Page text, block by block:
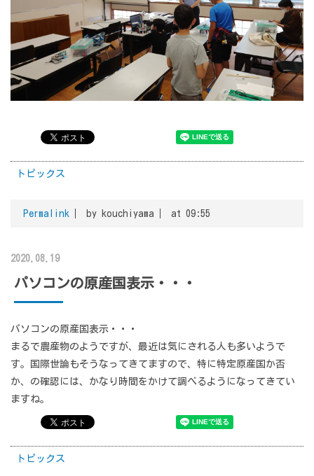
トピックス
Permalink by kouchiyama at 09:55
2020.08.19
パソコンの原産国表示・・・
パソコンの原産国表示・・・
まるで農産物のようですが、最近は気にされる人も多いようで
す。国際世論もそうなってきてますので、特に特定原産国か否
か、の確認には、かなり時間をかけて調べるようになってきてい
ますね。
トピックス